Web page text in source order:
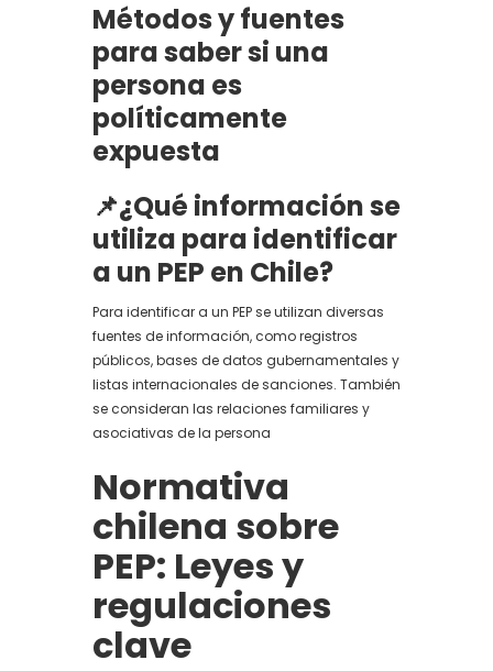
Métodos y fuentes
para saber si una
persona es
políticamente
expuesta
📌¿Qué información se
utiliza para identificar
a un PEP en Chile?
Para identificar a un PEP se utilizan diversas
fuentes de información, como registros
públicos, bases de datos gubernamentales y
listas internacionales de sanciones. También
se consideran las relaciones familiares y
asociativas de la persona
Normativa
chilena sobre
PEP: Leyes y
regulaciones
clave